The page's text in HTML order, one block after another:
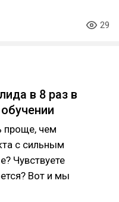
29
в 8 раз в
проще, чем
с сильным
Чувствуете
Вот и мы